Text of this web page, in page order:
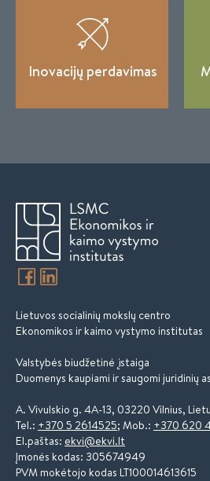
Inovacijų perdavimas
Lietuvos socialinių mokslų centro
Ekonomikos ir kaimo vystymo institutas
Valstybės biudžetinė įstaiga
Duomenys kaupiami ir saugomi juridinių
A. Vivulskio g. 4A-13, 03220 Vilnius,
Tel.: +370 5 2614525; Mob.: +370 620
El.paštas: ekvi@ekvi.lt
Įmonės kodas: 305674949
PVM mokėtojo kodas LT100014613615